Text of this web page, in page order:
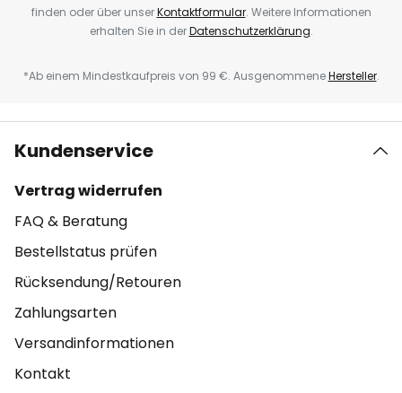
finden oder über unserKontaktformular. Weitere Informationen
erhalten Sie in derDatenschutzerklärung.
*Ab einem Mindestkaufpreis von 99 €. AusgenommeneHersteller.
Kundenservice
Vertrag widerrufen
FAQ & Beratung
Bestellstatus prüfen
Rücksendung/Retouren
Zahlungsarten
Versandinformationen
Kontakt